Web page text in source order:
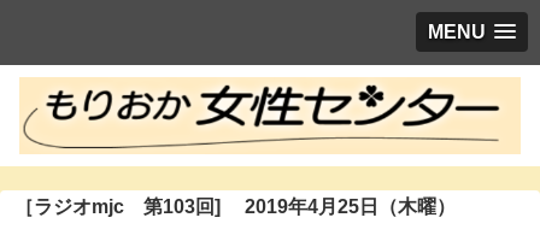
MENU
［ラジオmjc 第103回] 2019年4月25日（木曜）